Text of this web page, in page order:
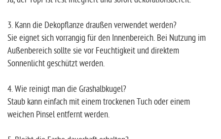
3. Kann die Dekopflanze draußen verwendet werden?
Sie eignet sich vorrangig für den Innenbereich. Bei Nutzung im
Außenbereich sollte sie vor Feuchtigkeit und direktem
Sonnenlicht geschützt werden.
4. Wie reinigt man die Grashalbkugel?
Staub kann einfach mit einem trockenen Tuch oder einem
weichen Pinsel entfernt werden.